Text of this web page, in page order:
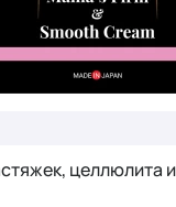
целлюлита